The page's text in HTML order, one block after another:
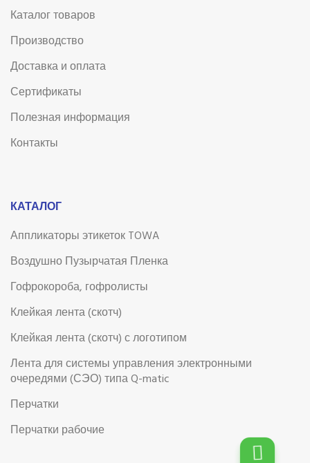
Каталог товаров
Производство
Доставка и оплата
Сертификаты
Полезная информация
Контакты
КАТАЛОГ
Аппликаторы этикеток TOWA
Воздушно Пузырчатая Пленка
Гофрокороба, гофролисты
Клейкая лента (скотч)
Клейкая лента (скотч) с логотипом
Лента для системы управления электронными
очередями (СЭО) типа Q-matic
Перчатки
Перчатки рабочие